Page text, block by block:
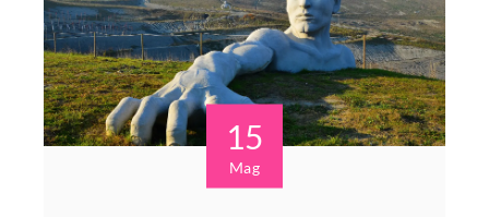
15
Mag